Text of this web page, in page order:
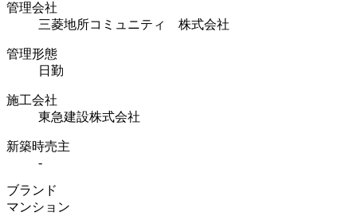
管理会社
三菱地所コミュニティ 株式会社
管理形態
日勤
施工会社
東急建設株式会社
新築時売主
-
ブランド
マンション